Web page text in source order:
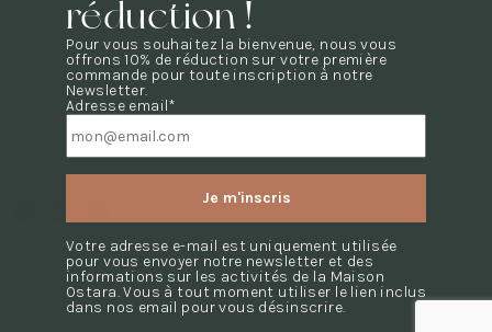
réduction !
Pour vous souhaitez la bienvenue, nous vous
offrons 10% de réduction sur votre première
commande pour toute inscription à notre
Newsletter.
Adresse email*
Votre adresse e-mail est uniquement utilisée
pour vous envoyer notre newsletter et des
informations sur les activités de la Maison
Ostara. Vous à tout moment utiliser le lien inclus
dans nos email pour vous désinscrire.
Confitures
Miels & pâte à
tartiner
UNE QUESTION ?
Toutes les questions sont dans notre
06 07 23 50 70
contact@maison-ostara.com
Mentions légales CGV
Protections des données